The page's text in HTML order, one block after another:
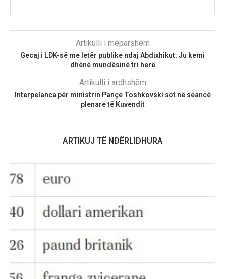
Artikulli i mëparshëm
Gecaj i LDK-së me letër publike ndaj Abdixhikut: Ju kemi
dhënë mundësinë tri herë
Artikulli i ardhshëm
Interpelanca për ministrin Pançe Toshkovski sot në seancë
plenare të Kuvendit
ARTIKUJ TË NDËRLIDHURA